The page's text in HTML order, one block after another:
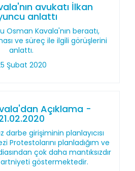
avukatı İlkan
anlattı
Osman Kavala'nın beraatı,
ve süreç ile ilgili görüşlerini
anlattı.
Şubat 2020
Açıklama -
darbe girişiminin planlayıcısı
Protestolarını planladığım ve
çok daha mantıksızdır
göstermektedir.